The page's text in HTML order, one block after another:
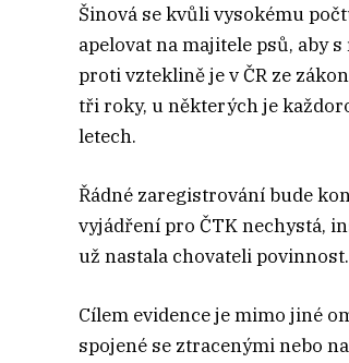
Šinová se kvůli vysokému
apelovat na majitele psů, aby
proti vzteklině je v ČR ze
tři roky, u některých je
letech.
Řádné zaregistrování bude
vyjádření pro ČTK nechystá,
už nastala chovateli povinnost.
Cílem evidence je mimo jiné
spojené se ztracenými nebo